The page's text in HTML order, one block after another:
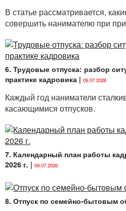
В статье рассматривается,
совершить нанимателю при
6. Трудовые отпуска: разбор
практике кадровика | 09.07.2026
Каждый год наниматели
касающимися отпусков.
7. Календарный план работы
2026 г. | 09.07.2026
8. Отпуск по семейно-бытовым